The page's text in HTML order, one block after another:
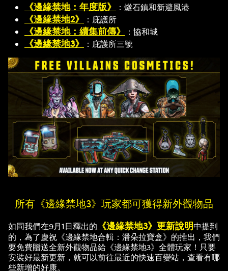
《邊緣禁地：年度版》 ：燧石鎮和新避風港
《邊緣禁地2》 ：庇護所
《邊緣禁地：續集前傳》 ：協和城
《邊緣禁地3》 ：庇護所三號
所有《邊緣禁地3》玩家都可獲得新外觀物品
如同我們在9月1日釋出的 《邊緣禁地3》更新說明中提到
的，為了慶祝《邊緣禁地合輯：潘朵拉寶盒》的推出，我們
要免費贈送全新外觀物品給《邊緣禁地3》全體玩家！只要
安裝好最新更新，就可以前往最近的快速百變站，查看有哪
些新增的好康。